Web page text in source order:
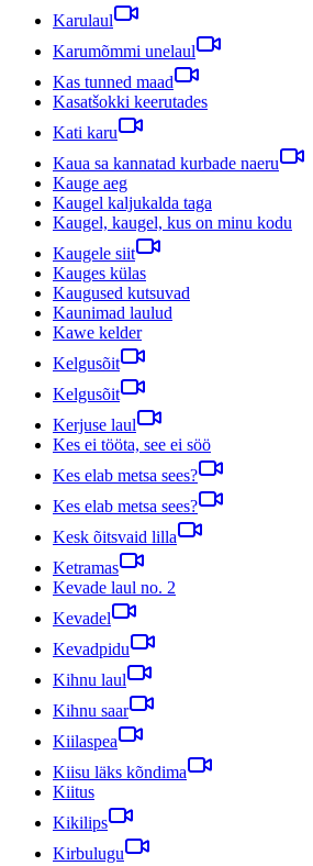
Karulaul
Karumõmmi unelaul
Kas tunned maad
Kasatšokki keerutades
Kati karu
Kaua sa kannatad kurbade naeru
Kauge aeg
Kaugel kaljukalda taga
Kaugel, kaugel, kus on minu kodu
Kaugele siit
Kauges külas
Kaugused kutsuvad
Kaunimad laulud
Kawe kelder
Kelgusõit
Kelgusõit
Kerjuse laul
Kes ei tööta, see ei söö
Kes elab metsa sees?
Kes elab metsa sees?
Kesk õitsvaid lilla
Ketramas
Kevade laul no. 2
Kevadel
Kevadpidu
Kihnu laul
Kihnu saar
Kiilaspea
Kiisu läks kõndima
Kiitus
Kikilips
Kirbulugu